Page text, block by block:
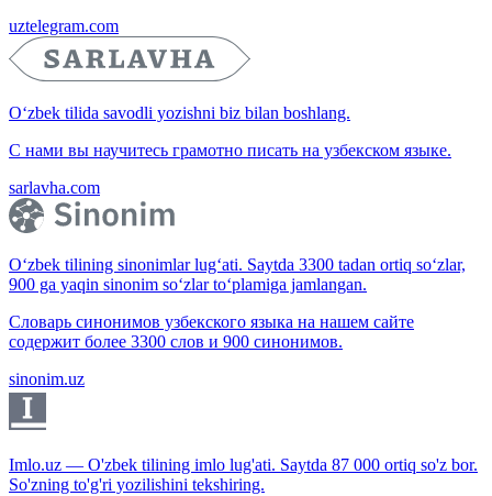
uztelegram.com
O‘zbek tilida savodli yozishni biz bilan boshlang.
С нами вы научитесь грамотно писать на узбекском языке.
sarlavha.com
O‘zbek tilining sinonimlar lug‘ati. Saytda 3300 tadan ortiq so‘zlar,
900 ga yaqin sinonim so‘zlar to‘plamiga jamlangan.
Словарь синонимов узбекского языка на нашем сайте
содержит более 3300 слов и 900 синонимов.
sinonim.uz
Imlo.uz — O'zbek tilining imlo lug'ati. Saytda 87 000 ortiq so'z bor.
So'zning to'g'ri yozilishini tekshiring.